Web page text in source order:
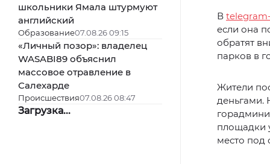
школьники Ямала штурмуют
английский
Образование07.08.26 09:15
«Личный позор»: владелец
WASABI89 объяснил
массовое отравление в
Салехарде
Происшествия07.08.26 08:47
Загрузка...
В
если она
обратят
парков в
Жители
деньгами.
площадки
место под